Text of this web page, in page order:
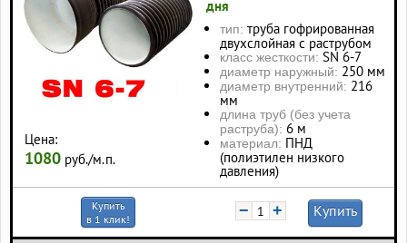
Цена:
1080 руб./м.п.
дня
тип: труба гофрированная
двухслойная с раструбом
класс жесткости: SN 6-7
диаметр наружный: 250 мм
диаметр внутренний: 216
мм
длина труб (без учета
раструба): 6 м
материал: ПНД
(полиэтилен низкого
давления)
Купить
в 1 клик!
− + Купить